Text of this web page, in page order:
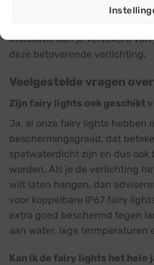
en buitenshuis. Met
installatie ben je verzekerd
deze betoverende verlichting.
Veelgestelde vragen
Zijn fairy lights ook geschikt
Ja, al onze fairy lights hebben
beschermingsgraad, dat
spatwaterdicht zijn en dus
worden. Als je de verlichting
wilt laten hangen, dan
voor koppelbare IP67 fairy
extra goed beschermd tegen
aan water, lage termperaturen
Kan ik de fairy lights het hele